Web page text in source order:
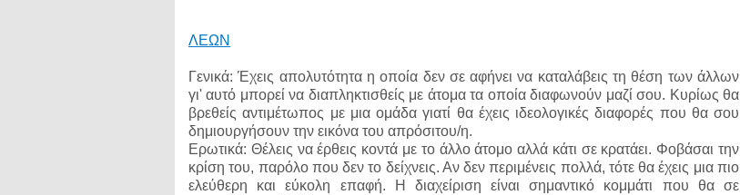
ΛΕΩΝ
Γενικά: Έχεις απολυτότητα η οποία δεν σε αφήνει να καταλάβεις τη θέση των άλλων
γι' αυτό μπορεί να διαπληκτισθείς με άτομα τα οποία διαφωνούν μαζί σου. Κυρίως θα
βρεθείς αντιμέτωπος με μια ομάδα γιατί θα έχεις ιδεολογικές διαφορές που θα σου
δημιουργήσουν την εικόνα του απρόσιτου/η.
Ερωτικά: Θέλεις να έρθεις κοντά με το άλλο άτομο αλλά κάτι σε κρατάει. Φοβάσαι την
κρίση του, παρόλο που δεν το δείχνεις. Αν δεν περιμένεις πολλά, τότε θα έχεις μια πιο
ελεύθερη και εύκολη επαφή. Η διαχείριση είναι σημαντικό κομμάτι που θα σε